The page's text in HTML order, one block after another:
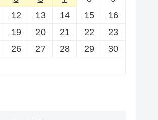
12 13 14 15
16
19 20 21 22
23
26 27 28 29
30